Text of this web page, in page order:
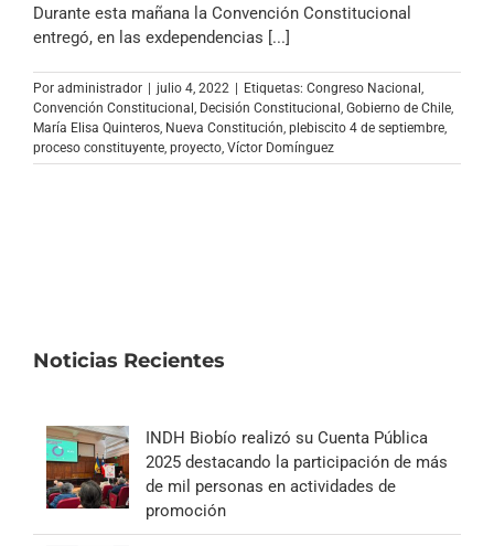
Especiales
Durante esta mañana la Convención Constitucional
entregó, en las exdependencias [...]
Por administrador | julio 4, 2022 | Etiquetas: Congreso Nacional
Convención Constitucional Decisión Constitucional Gobierno de Chile
María Elisa Quinteros Nueva Constitución plebiscito 4 de septiembre
proceso constituyente proyecto Víctor Domínguez
Noticias Recientes
INDH Biobío realizó su Cuenta Pública
2025 destacando la participación de más
de mil personas en actividades de
promoción